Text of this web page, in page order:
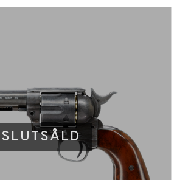
SLUTSÅLD